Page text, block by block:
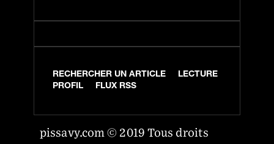
RECHERCHER UN ARTICLE
LECTURE
PROFIL
FLUX RSS
pissavy.com © 2019 Tous droits